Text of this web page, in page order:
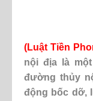
(Luật Tiền
nội địa là
đường thủy
động bốc dỡ,